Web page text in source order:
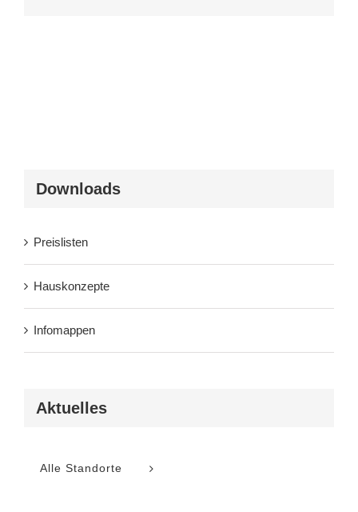
Downloads
Preislisten
Hauskonzepte
Infomappen
Aktuelles
Alle Standorte